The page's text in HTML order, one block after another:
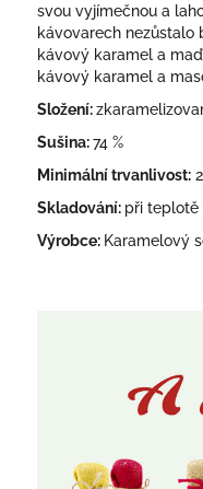
svou vyjímečnou a
kávovarech nezůstalo
kávový karamel a
kávový karamel a
Složení:
Sušina:74 %
Minimální trvanlivost:
Skladování: při teplotě
Výrobce: Karamelový